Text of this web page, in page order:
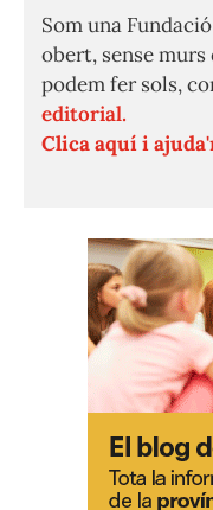
Som una
obert, sense murs
podem fer sols,
editorial.
Clica aquí i